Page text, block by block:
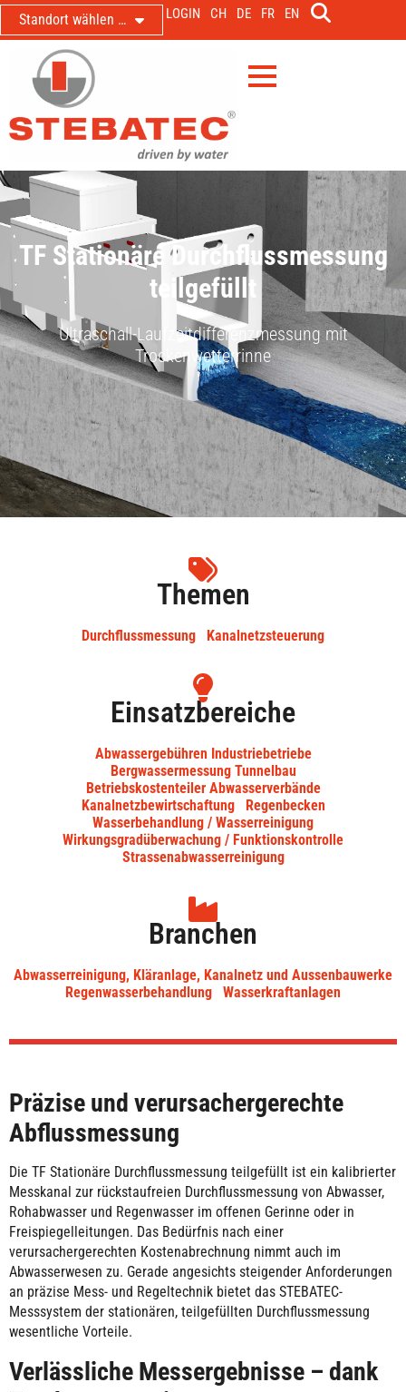
Standort wählen … LOGIN CH DE FR EN
TF Stationäre Durchflussmessung
teilgefüllt
Ultraschall-Laufzeitdifferenzmessung mit
Trockenwetterrinne
Themen
Durchflussmessung Kanalnetzsteuerung
Einsatzbereiche
Abwassergebühren Industriebetriebe
Bergwassermessung Tunnelbau
Betriebskostenteiler Abwasserverbände
Kanalnetzbewirtschaftung
Regenbecken
Wasserbehandlung / Wasserreinigung
Wirkungsgradüberwachung / Funktionskontrolle
Strassenabwasserreinigung
Branchen
Abwasserreinigung, Kläranlage, Kanalnetz und Aussenbauwerke
Regenwasserbehandlung
Wasserkraftanlagen
Präzise und verursachergerechte
Abflussmessung
Die TF Stationäre Durchflussmessung teilgefüllt ist ein kalibrierter
Messkanal zur rückstaufreien Durchflussmessung von Abwasser,
Rohabwasser und Regenwasser im offenen Gerinne oder in
Freispiegelleitungen. Das Bedürfnis nach einer
verursachergerechten Kostenabrechnung nimmt auch im
Abwasserwesen zu. Gerade angesichts steigender Anforderungen
an präzise Mess- und Regeltechnik bietet das STEBATEC-
Messsystem der stationären, teilgefüllten Durchflussmessung
wesentliche Vorteile.
Verlässliche Messergebnisse – dank